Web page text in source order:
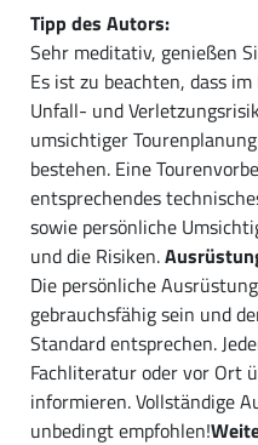
Tipp des Autors:
Sehr meditativ, genießen
Es ist zu beachten, dass
Unfall- und
umsichtiger
bestehen. Eine
entsprechendes
sowie persönliche
und die Risiken.
Die persönliche
gebrauchsfähig sein und
Standard entsprechen.
Fachliteratur oder vor Ort
informieren. Vollständige
unbedingt empfohlen!